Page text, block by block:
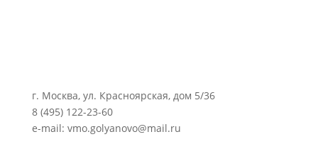
г. Москва, ул. Красноярская, дом 5/36
8 (495) 122-23-60
e-mail: vmo.golyanovo@mail.ru